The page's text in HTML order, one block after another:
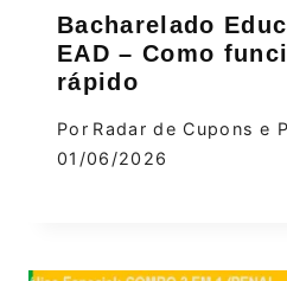
Bacharelado
EAD – Como
rápido
Por Radar de Cupons e
01/06/2026